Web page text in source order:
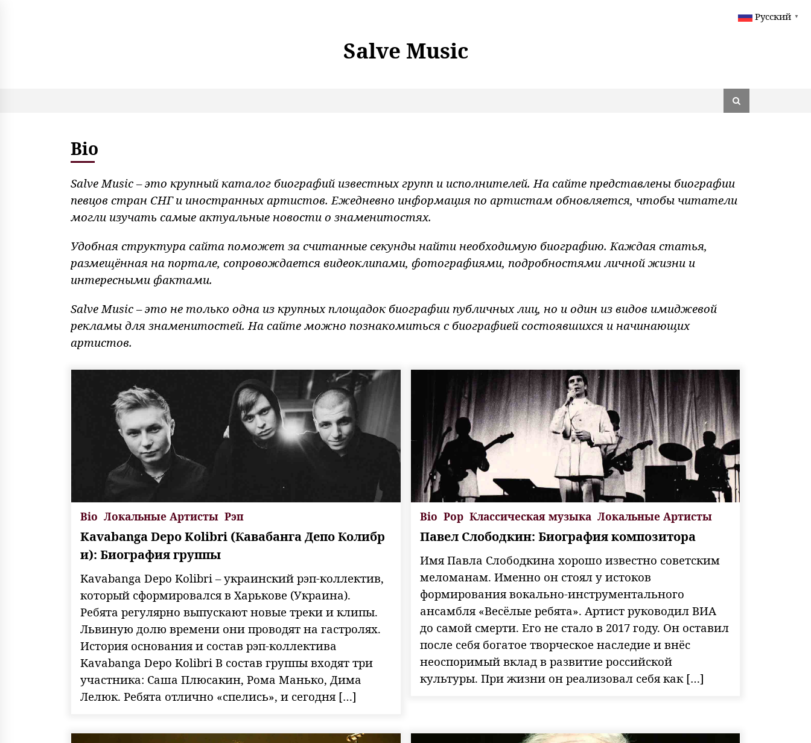
Salve Music
Bio
Salve Music – это крупный каталог биографий известных групп и исполнителей. На сайте представлены биографии
певцов стран СНГ и иностранных артистов. Ежедневно информация по артистам обновляется, чтобы читатели
могли изучать самые актуальные новости о знаменитостях.
Удобная структура сайта поможет за считанные секунды найти необходимую биографию. Каждая статья,
размещённая на портале, сопровождается видеоклипами, фотографиями, подробностями личной жизни и
интересными фактами.
Salve Music – это не только одна из крупных площадок биографии публичных лиц, но и один из видов имиджевой
рекламы для знаменитостей. На сайте можно познакомиться с биографией состоявшихся и начинающих
артистов.
Bio Локальные Артисты Рэп
Kavabanga Depo Kolibri (Кавабанга Депо Колибр
и): Биография группы
Kavabanga Depo Kolibri – украинский рэп-коллектив,
который сформировался в Харькове (Украина).
Ребята регулярно выпускают новые треки и клипы.
Львиную долю времени они проводят на гастролях.
История основания и состав рэп-коллектива
Kavabanga Depo Kolibri В состав группы входят три
участника: Саша Плюсакин, Рома Манько, Дима
Лелюк. Ребята отлично «спелись», и сегодня […]
Bio Pop Классическая музыка Локальные Артисты
Павел Слободкин: Биография композитора
Имя Павла Слободкина хорошо известно советским
меломанам. Именно он стоял у истоков
формирования вокально-инструментального
ансамбля «Весёлые ребята». Артист руководил ВИА
до самой смерти. Его не стало в 2017 году. Он оставил
после себя богатое творческое наследие и внёс
неоспоримый вклад в развитие российской
культуры. При жизни он реализовал себя как […]
Русский ▼